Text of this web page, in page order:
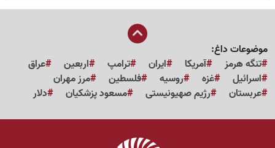
موضوعات داغ:
تنگه هرمز
آمریکا ایران ترامپ اربعین
عراق
اسرائیل
غزه روسیه فلسطین
مرز مهران
عربستان
رژیم صهیونیستی مسعود پزشکیان دلار